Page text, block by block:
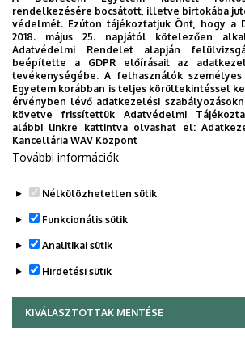
Neurológiai Klinika szakorvosa tart
Időpont:2025. december 3., szerda 17
Helyszín:Karakter 1517 Könyvesbolt és
(Debrecen, Nagytemplom mögötti
Dokumentumok
plakát (363.81 KB)
rendelkezésére bocsátott, illetve birtokába
védelmét. Ezúton tájékoztatjuk Önt, hogy a
2018. május 25. napjától kötelezően
Adatvédelmi Rendelet alapján
beépítette a GDPR előírásait az
tevékenységébe. A felhasználók
Egyetem korábban is teljes körültekintéssel
érvényben lévő adatkezelési
követve frissítettük Adatvédelmi
alábbi linkre kattintva olvashat el:
Kancellária WAV Központ
További információk
Nélkülözhetetlen sütik
Funkcionális sütik
Analitikai sütik
Hirdetési sütik
KIVÁLASZTOTTAK MENTÉSE
WITHDRAW CONSENT